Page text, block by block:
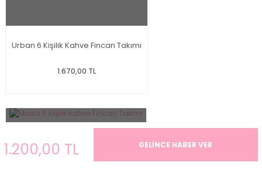
Urban 6 Kişilik Kahve Fincan Takımı
1.670,00 TL
1.200,00 TL GELİNCE HABER VER